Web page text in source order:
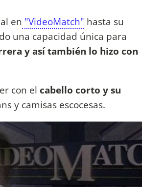
en "VideoMatch" hasta su
una capacidad única para
y así también lo hizo con
con el cabello corto y su
y camisas escocesas.